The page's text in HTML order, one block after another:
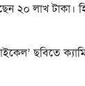
২০ লাখ টাকা।
ছবিতে